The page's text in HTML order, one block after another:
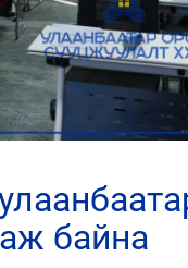
байна